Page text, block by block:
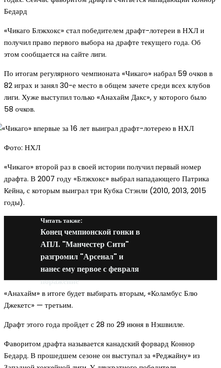
Бедард
«Чикаго Блэкхокс» стал победителем драфт-лотереи в НХЛ и
получил право первого выбора на драфте текущего года. Об
этом сообщается на сайте лиги.
По итогам регулярного чемпионата «Чикаго» набрал 59 очков в
82 играх и занял 30-е место в общем зачете среди всех клубов
лиги. Хуже выступил только «Анахайм Дакс», у которого было
58 очков.
Фото: НХЛ
«Чикаго» второй раз в своей истории получил первый номер
драфта. В 2007 году «Блэкхокс» выбрал нападающего Патрика
Кейна, с которым выиграл три Кубка Стэнли (2010, 2013, 2015
годы).
Читать также:
Конец чемпионской гонки в
АПЛ. "Манчестер Сити"
разгромил "Арсенал" и
нанес ему первое с февраля
поражение
«Анахайм» в итоге будет выбирать вторым, «Коламбус Блю
Джекетс» — третьим.
Драфт этого года пройдет с 28 по 29 июня в Нэшвилле.
Фаворитом драфта называется канадский форвард Коннор
Бедард. В прошедшем сезоне он выступал за «Реджайну» из